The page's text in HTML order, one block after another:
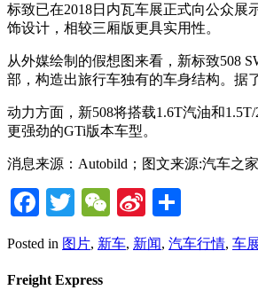
标致已在2018日内瓦车展正式向公众展
饰设计，相较三厢版更具实用性。
从外媒绘制的假想图来看，新标致508
部，构造出旅行车独有的车身结构。据
动力方面，新508将搭载1.6T汽油和
更强劲的GTi版本车型。
消息来源：Autobild；图文来源:汽车之家
Facebook
TwitterWeChat
Sina
Weibo
Posted in 图片, 新车, 新闻, 汽车行情, 车
Freight Express